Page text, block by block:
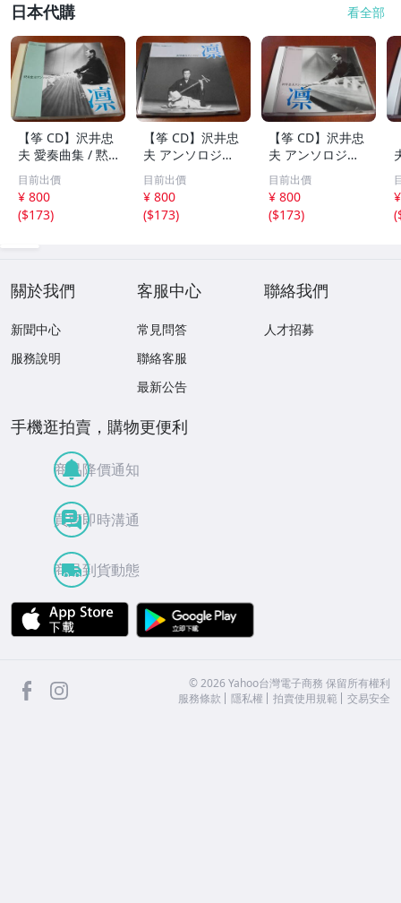
日本代購 看全部
【筝 CD】沢井忠
夫 愛奏曲集 / 黙
示 、波 、二つの
相 、箏二重奏ソ
ナタ 杵屋正邦 、
入野義朗 、小野
目前出價
¥ 800
($173)
【筝 CD】沢井忠
夫 アンソロジー
「凜」からの分売
沢井忠夫作品集
ライブ 風衣、水
の声、枯野砧、五
目前出價
¥ 800
($173)
【筝 CD】沢井忠
夫 アンソロジー
「凜」からの分売
沢井忠夫 作品集
第三集 “光る海”
（限定販売） 200
目前出價
¥ 800
($173)
(
關於我們
新聞中心
服務說明
客服中心
常見問答
聯絡客服
最新公告
聯絡我們
人才招募
手機逛拍賣，購物更便利
商品降價通知
買賣即時溝通
商品到貨動態
APP Store
facebook ©2026 Yahoo台灣電子商務 保留所有權利
服務條款
隱私權 拍賣使用規範 交易安全